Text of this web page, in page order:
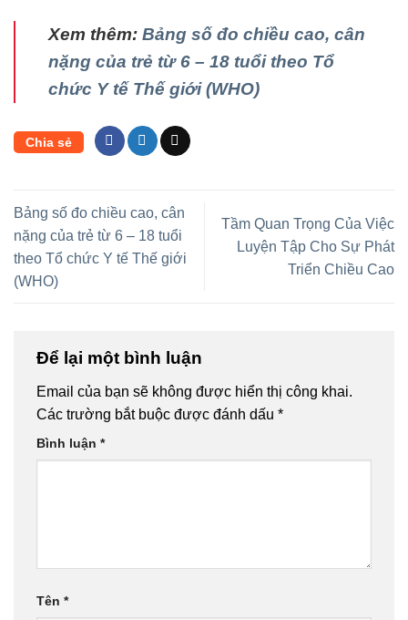
Xem thêm: Bảng số đo chiều cao, cân
nặng của trẻ từ 6 – 18 tuổi theo Tổ
chức Y tế Thế giới (WHO)
Chia sẻ
Bảng số đo chiều cao, cân
nặng của trẻ từ 6 – 18 tuổi
theo Tổ chức Y tế Thế giới
(WHO)
Tầm Quan Trọng Của Việc
Luyện Tập Cho Sự Phát
Triển Chiều Cao
Để lại một bình luận
Email của bạn sẽ không được hiển thị công khai.
Các trường bắt buộc được đánh dấu *
Bình luận *
Tên *